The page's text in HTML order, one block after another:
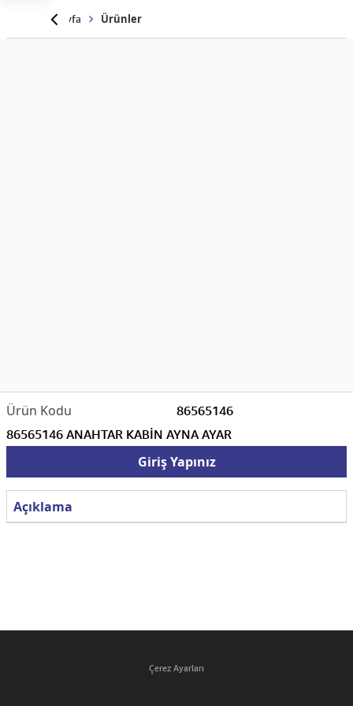
Anasayfa Ürünler
86565146
86565146 ANAHTAR KABİN AYNA AYAR
Giriş Yapınız
Açıklama
Çerez Ayarları